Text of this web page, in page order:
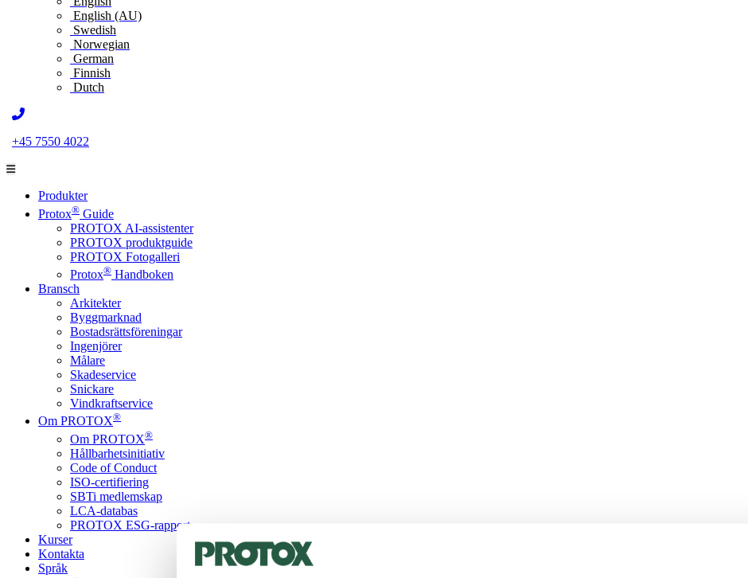
English (AU)
Swedish
Norwegian
German
Finnish
Dutch
+45 7550 4022
Produkter
Protox® Guide
PROTOX AI-assistenter
PROTOX produktguide
PROTOX Fotogalleri
Protox® Handboken
Bransch
Arkitekter
Byggmarknad
Bostadsrättsföreningar
Ingenjörer
Målare
Skadeservice
Snickare
Vindkraftservice
Om PROTOX®
Om PROTOX®
Hållbarhetsinitiativ
Code of Conduct
ISO-certifiering
SBTi medlemskap
LCA-databas
PROTOX ESG-rapport
Kurser
Kontakta
Språk